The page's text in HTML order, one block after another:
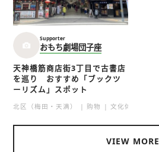
Supporter
おもち劇場団子座
天神橋筋商店街3丁目で古書店
を巡り おすすめ「ブックツ
ーリズム」スポット
北区（梅田・天满） 购物 文化体验
VIEW MORE